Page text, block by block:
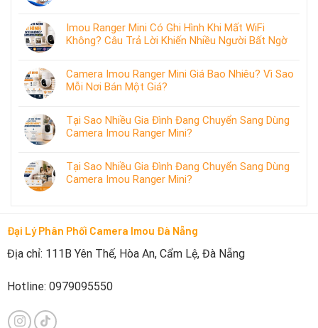
Imou Ranger Mini Có Ghi Hình Khi Mất WiFi
Không? Câu Trả Lời Khiến Nhiều Người Bất Ngờ
Camera Imou Ranger Mini Giá Bao Nhiêu? Vì Sao
Mỗi Nơi Bán Một Giá?
Tại Sao Nhiều Gia Đình Đang Chuyển Sang Dùng
Camera Imou Ranger Mini?
Tại Sao Nhiều Gia Đình Đang Chuyển Sang Dùng
Camera Imou Ranger Mini?
Đại Lý Phân Phối Camera Imou Đà Nẵng
Địa chỉ: 111B Yên Thế, Hòa An, Cẩm Lệ, Đà Nẵng
Hotline: 0979095550